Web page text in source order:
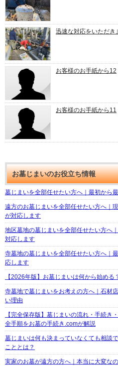
迅速な対応をいただき
お客様のお手紙から12
お客様のお手紙から11
お墓じまいのお役立ち情報
墓じまいを全部任せたい方へ｜最初から
遠方のお墓じまいを全部任せたい方へ｜
が対応します
地区墓地の墓じまいを全部任せたい方へ
対応します
寺墓地の墓じまいを全部任せたい方へ｜
応します
【2026年版】お墓じまいは何から始め
寺墓地で墓じまいをお考えの方へ｜石材
い理由
【完全保存版】墓じまいの流れ・手続き
全手順をお墓の手続き.comが解説
墓じまいは何も決まっていなくても相談
こととは？
実家のお墓が遠方の方へ｜本当に大変な